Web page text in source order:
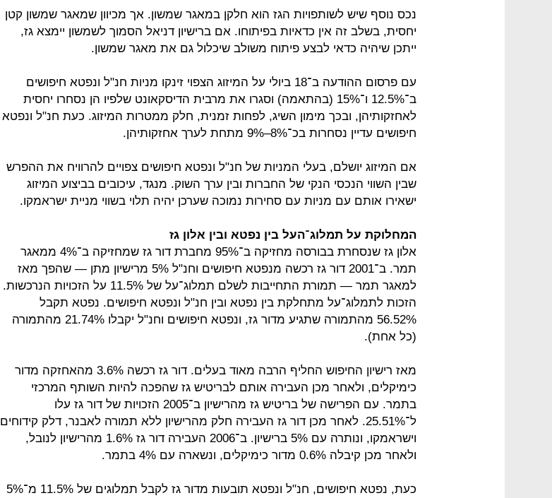
נכס נוסף שיש לשותפויות הגז הוא חלקן במאגר שמשון. אך מכיוון שמאגר שמשון קטן
יחסית, בשלב זה אין כדאיות בפיתוחו. אם ברישיון דניאל הסמוך לשמשון יימצא גז,
ייתכן שיהיה כדאי לבצע פיתוח משולב שיכלול גם את מאגר שמשון.
עם פרסום ההודעה ב־18 ביולי על המיזוג הצפוי זינקו מניות חנ"ל ונפטא חיפושים
ב־12.5% ו־15% (בהתאמה) וסגרו את מרבית הדיסקאונט שלפיו הן נסחרו יחסית
לאחזקותיהן, ובכך מימון השיג, לפחות זמנית, חלק ממטרות המיזוג. כעת חנ"ל ונפטא
חיפושים עדיין נסחרות בכ־8%–9% מתחת לערך אחזקותיהן.
אם המיזוג יושלם, בעלי המניות של חנ"ל ונפטא חיפושים צפויים להרוויח את ההפרש
שבין השווי הנכסי הנקי של החברות ובין ערך השוק. מנגד, עיכובים בביצוע המיזוג
ישאירו אותם עם מניות עם סחירות נמוכה שערכן יהיה תלוי בשווי מניית ישראמקו.
המחלוקת על תמלוג־העל בין נפטא ובין אלון גז
אלון גז שנסחרת בבורסה מחזיקה ב־95% מחברת דור גז שמחזיקה ב־4% ממאגר
תמר. ב־2001 דור גז רכשה מנפטא חיפושים וחנ"ל 5% מרישיון מתן — שהפך מאז
למאגר תמר — תמורת התחייבות לשלם תמלוג־על של 11.5% על הזכויות הנרכשות.
הזכות לתמלוג־על מתחלקת בין נפטא ובין חנ"ל ונפטא חיפושים. נפטא תקבל
56.52% מהתמורה שתגיע מדור גז, ונפטא חיפושים וחנ"ל יקבלו 21.74% מהתמורה
(כל אחת).
מאז רישיון החיפוש החליף הרבה מאוד בעלים. דור גז רכשה 3.6% מהאחזקה מדור
כימיקלים, ולאחר מכן העבירה אותם לבריטיש גז שהפכה להיות השותף המרכזי
בתמר. עם הפרישה של בריטיש גז מהרישיון ב־2005 הזכויות של דור גז עלו
ל־25.51%. לאחר מכן דור גז העבירה חלק מהרישיון ללא תמורה לאבנר, דלק קידוחים
וישראמקו, ונותרה עם 5% ברישיון. ב־2006 העבירה דור גז 1.6% מהרישיון לנובל,
ולאחר מכן קיבלה 0.6% מדור כימיקלים, ונשארה עם 4% בתמר.
כעת, נפטא חיפושים, חנ"ל ונפטא תובעות מדור גז לקבל תמלוגים של 11.5% מ־5%